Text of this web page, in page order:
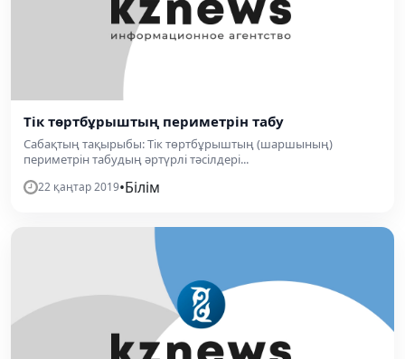
Тік төртбұрыштың периметрін табу
Сабақтың тақырыбы: Тік төртбұрыштың (шаршының)
периметрін табудың әртүрлі тәсілдері...
22 қаңтар 2019•Білім